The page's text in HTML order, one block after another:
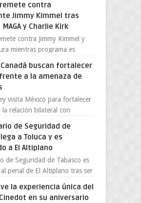
señalamientos por...
contra
Jimmy Kimmel tras
y Charlie Kirk
contra Jimmy Kimmel y
mientras programa es
Kimmel Live! ...
buscan fortalecer
frente a la amenaza de
visita México para fortalecer
la relación bilateral con
por la ofen...
de Seguridad de
a Toluca y es
a El Altiplano
de Seguridad de Tabasco es
penal de El Altiplano tras ser
la experiencia única del
en su aniversario